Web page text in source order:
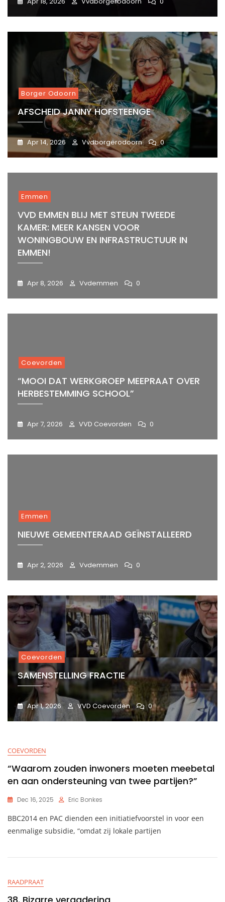
Borger Odoorn
AFSCHEID JANNY HOFSTEENGE
Apr 14, 2026 Vvdborgerodoorn 0
Emmen
VVD EMMEN BLIJ MET STEUN TWEEDE
KAMER: MEER KANSEN VOOR
WONINGBOUW EN INFRASTRUCTUUR IN
EMMEN!
Apr 8, 2026 Vvdemmen 0
Coevorden
“MOOI DAT WERKGROEP MEEPRAAT OVER
HERBESTEMMING SCHOOL”
Apr 7, 2026 VVD Coevorden 0
Emmen
NIEUWE GEMEENTERAAD GEÏNSTALLEERD
Apr 2, 2026 Vvdemmen 0
Coevorden
SAMENSTELLING FRACTIE
Apr 1, 2026 VVD Coevorden 0
COEVORDEN
“Waarom zouden inwoners moeten meebetal
en aan ondersteuning van twee partijen?”
Dec 16, 2025 Eric Bonkes
BBC2014 en PAC dienden een initiatiefvoorstel in voor een
eenmalige subsidie, “omdat zij lokale partijen
RAADPRAAT